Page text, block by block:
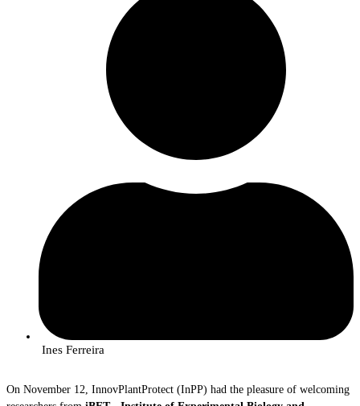
Ines Ferreira
On November 12, InnovPlantProtect (InPP) had the pleasure of welcoming